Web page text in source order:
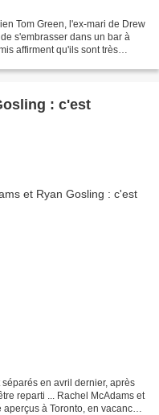
Tom Green, l'ex-mari de Drew
s'embrasser dans un bar à
affirment qu'ils sont très
: c'est
en avril dernier, après
reparti ... Rachel McAdams et
à Toronto, en vacances